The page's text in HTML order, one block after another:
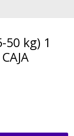
50 kg) 1